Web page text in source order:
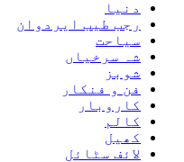
دنیا
رجب طیب ایردوان
سیاحت
شہ سرخیاں
شوبز
فن و فنکار
کاروبار
کالم
کھیل
لائف سٹائل